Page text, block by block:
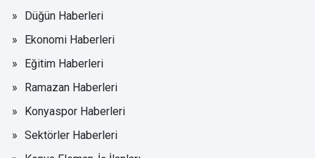
Düğün Haberleri
Ekonomi Haberleri
Eğitim Haberleri
Ramazan Haberleri
Konyaspor Haberleri
Sektörler Haberleri